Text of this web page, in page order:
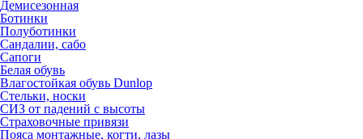
Демисезонная
Ботинки
Полуботинки
Сандалии, сабо
Сапоги
Белая обувь
Влагостойкая обувь Dunlop
Стельки, носки
СИЗ от падений с высоты
Страховочные привязи
Пояса монтажные, когти, лазы